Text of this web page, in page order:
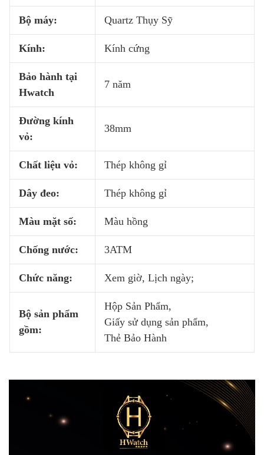
Bộ máy: Quartz Thụy Sỹ
Kính: Kính cứng
Bảo hành tại
Hwatch
7 năm
Đường kính
vỏ:
38mm
Chất liệu vỏ: Thép không gỉ
Dây đeo: Thép không gỉ
Màu mặt số: Màu hồng
Chống nước: 3ATM
Chức năng: Xem giờ, Lịch ngày;
Bộ sản phẩm
gồm:
Hộp Sản Phẩm,
Giấy sử dụng sản phẩm,
Thẻ Bảo Hành